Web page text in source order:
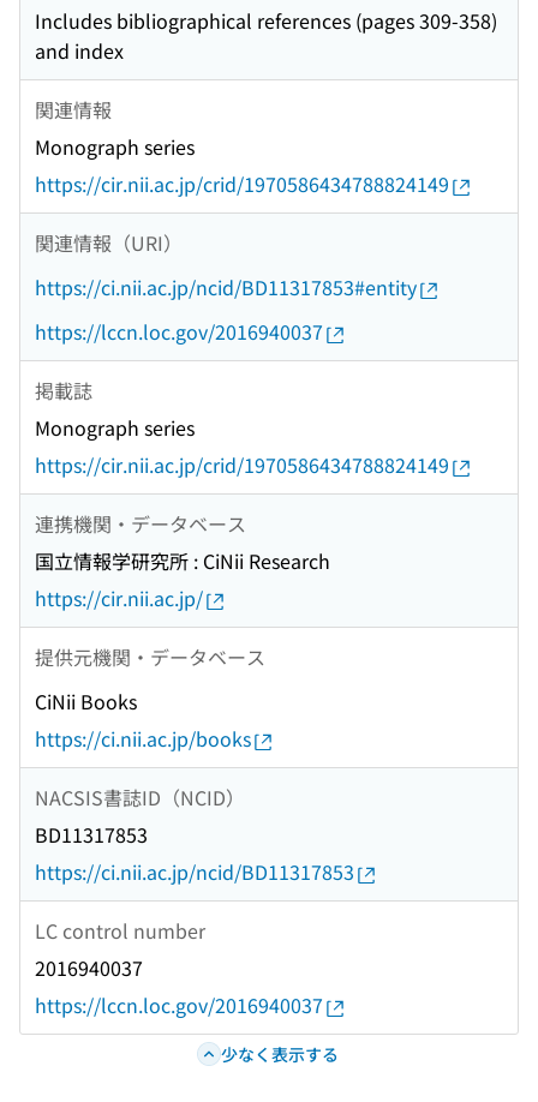
Includes bibliographical references (pages 309-358)
and index
関連情報
Monograph series
https://cir.nii.ac.jp/crid/1970586434788824149
関連情報（URI）
https://ci.nii.ac.jp/ncid/BD11317853#entity
https://lccn.loc.gov/2016940037
掲載誌
Monograph series
https://cir.nii.ac.jp/crid/1970586434788824149
連携機関・データベース
国立情報学研究所 : CiNii Research
https://cir.nii.ac.jp/
提供元機関・データベース
CiNii Books
https://ci.nii.ac.jp/books
NACSIS書誌ID（NCID）
BD11317853
https://ci.nii.ac.jp/ncid/BD11317853
LC control number
2016940037
https://lccn.loc.gov/2016940037
少なく表示する